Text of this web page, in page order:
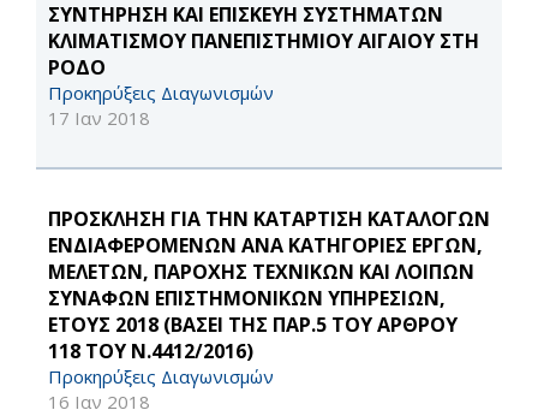
ΣΥΝΤΗΡΗΣΗ ΚΑΙ ΕΠΙΣΚΕΥΗ ΣΥΣΤΗΜΑΤΩΝ
ΚΛΙΜΑΤΙΣΜΟΥ ΠΑΝΕΠΙΣΤΗΜΙΟΥ ΑΙΓΑΙΟΥ ΣΤΗ
ΡΟΔΟ
Προκηρύξεις Διαγωνισμών
17 Ιαν 2018
ΠΡΟΣΚΛΗΣΗ ΓΙΑ ΤΗΝ ΚΑΤΑΡΤΙΣΗ ΚΑΤΑΛΟΓΩΝ
ΕΝΔΙΑΦΕΡΟΜΕΝΩΝ ΑΝΑ ΚΑΤΗΓΟΡΙΕΣ ΕΡΓΩΝ,
ΜΕΛΕΤΩΝ, ΠΑΡΟΧΗΣ ΤΕΧΝΙΚΩΝ ΚΑΙ ΛΟΙΠΩΝ
ΣΥΝΑΦΩΝ ΕΠΙΣΤΗΜΟΝΙΚΩΝ ΥΠΗΡΕΣΙΩΝ,
ΕΤΟΥΣ 2018 (ΒΑΣΕΙ ΤΗΣ ΠΑΡ.5 ΤΟΥ ΑΡΘΡΟΥ
118 ΤΟΥ Ν.4412/2016)
Προκηρύξεις Διαγωνισμών
16 Ιαν 2018